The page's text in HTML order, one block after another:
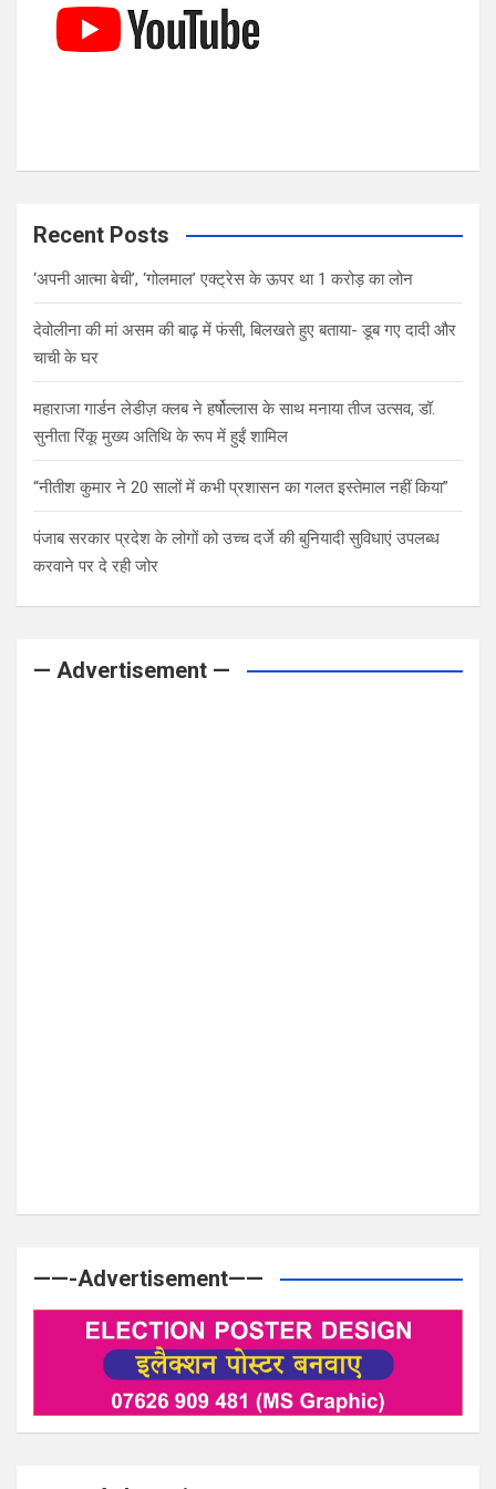
Recent Posts
‘अपनी आत्मा बेची’, ‘गोलमाल’ एक्ट्रेस के ऊपर था 1 करोड़ का लोन
देवोलीना की मां असम की बाढ़ में फंसी, बिलखते हुए बताया- डूब गए दादी और
चाची के घर
महाराजा गार्डन लेडीज़ क्लब ने हर्षोल्लास के साथ मनाया तीज उत्सव, डॉ.
सुनीता रिंकू मुख्य अतिथि के रूप में हुईं शामिल
“नीतीश कुमार ने 20 सालों में कभी प्रशासन का गलत इस्तेमाल नहीं किया”
पंजाब सरकार प्रदेश के लोगों को उच्च दर्जे की बुनियादी सुविधाएं उपलब्ध
करवाने पर दे रही जोर
— Advertisement —
——-Advertisement——